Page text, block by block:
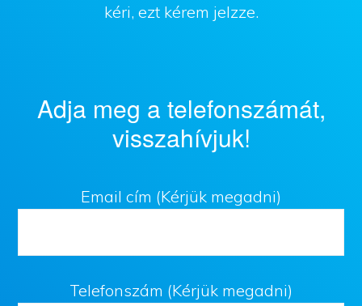
kéri, ezt kérem jelzze.
Adja meg a telefonszámát,
visszahívjuk!
Email cím (Kérjük megadni)
Telefonszám (Kérjük megadni)